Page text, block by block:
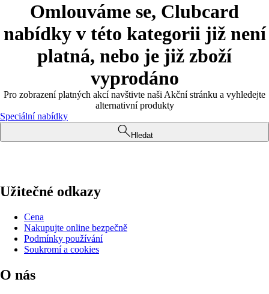
Omlouváme se, Clubcard
nabídky v této kategorii již není
platná, nebo je již zboží
vyprodáno
Pro zobrazení platných akcí navštivte naši Akční stránku a vyhledejte
alternativní produkty
Speciální nabídky
Hledat
Užitečné odkazy
Cena
Nakupujte online bezpečně
Podmínky používání
Soukromí a cookies
O nás